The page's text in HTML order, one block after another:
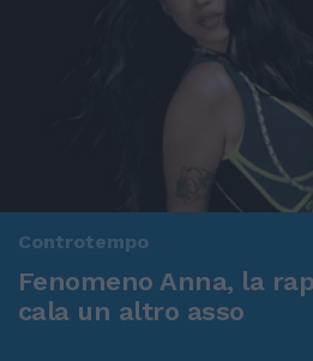
Controtempo
Fenomeno Anna, la
cala un altro asso